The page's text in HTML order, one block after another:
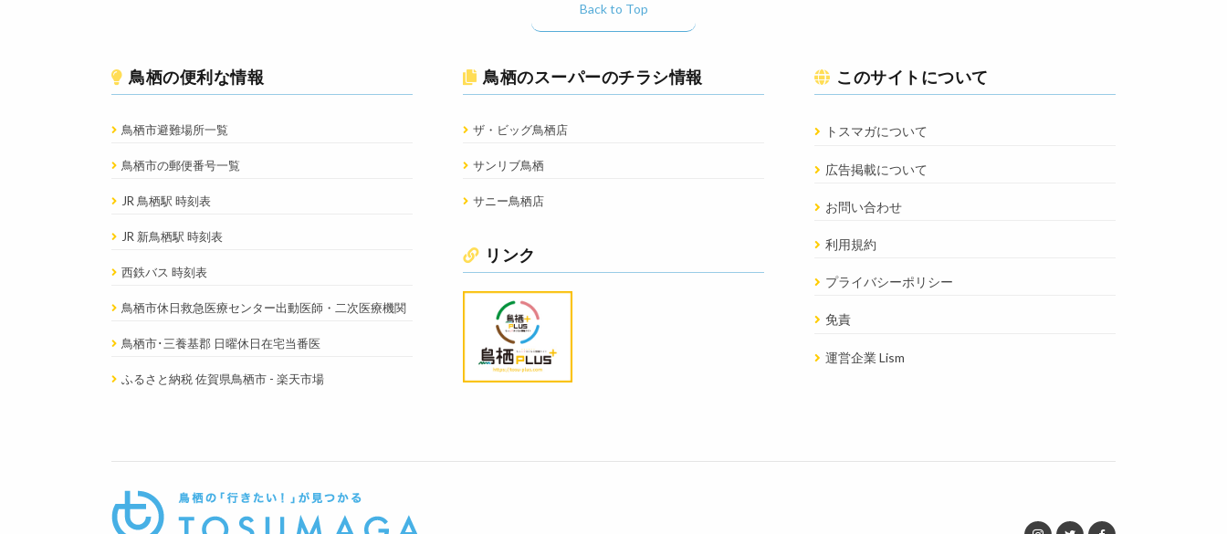
Back to Top
鳥栖の便利な情報
鳥栖市避難場所一覧
鳥栖市の郵便番号一覧
JR 鳥栖駅 時刻表
JR 新鳥栖駅 時刻表
西鉄バス 時刻表
鳥栖市休日救急医療センター出動医師・二次医療機関
鳥栖市･三養基郡 日曜休日在宅当番医
ふるさと納税 佐賀県鳥栖市 - 楽天市場
鳥栖のスーパーのチラシ情報
ザ・ビッグ鳥栖店
サンリブ鳥栖
サニー鳥栖店
リンク
このサイトについて
トスマガについて
広告掲載について
お問い合わせ
利用規約
プライバシーポリシー
免責
運営企業 Lism